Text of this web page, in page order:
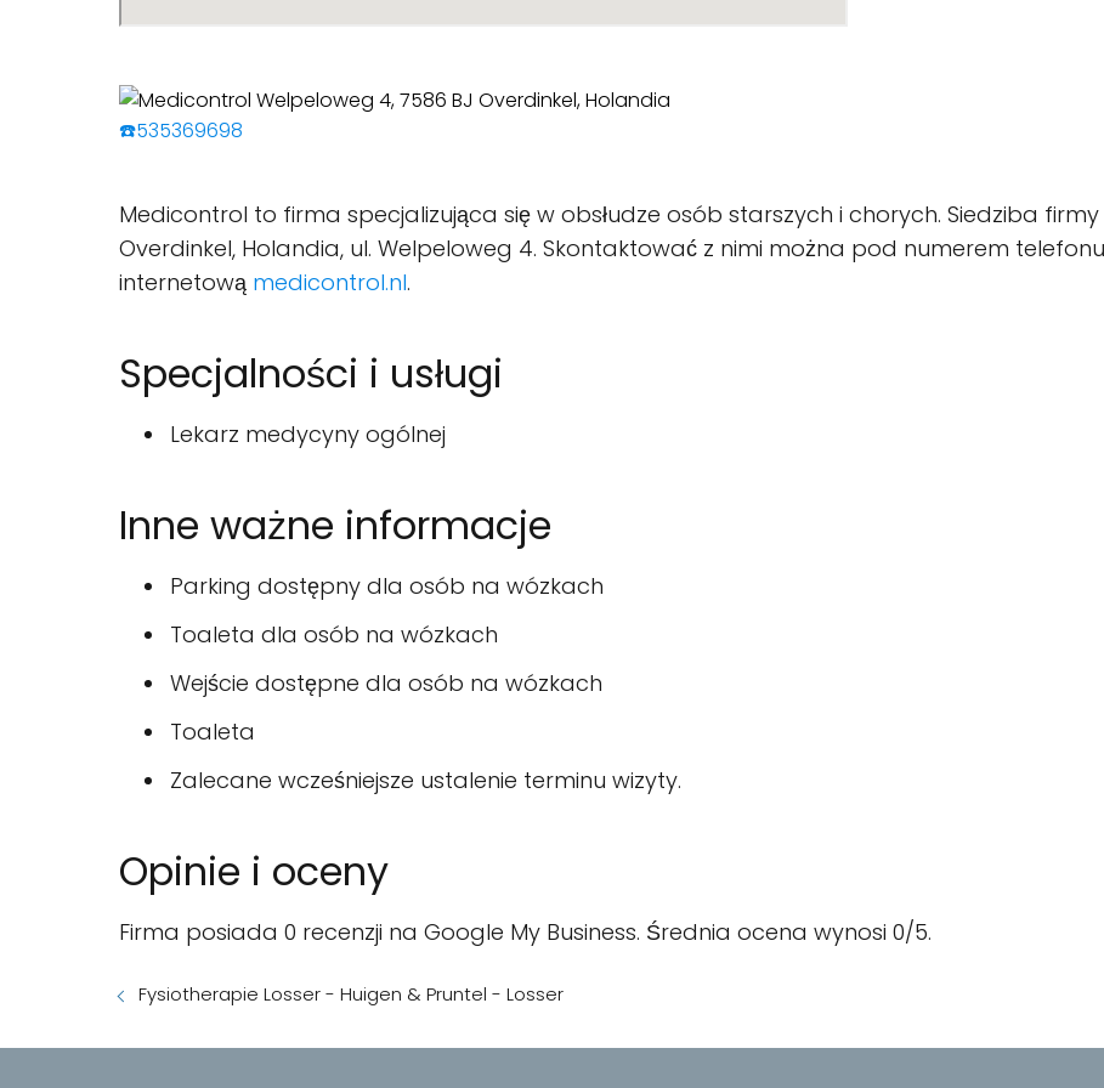
☎️535369698
Medicontrol to firma specjalizująca się w obsłudze osób starszych i chorych. Siedziba
Overdinkel, Holandia, ul. Welpeloweg 4. Skontaktować z nimi można pod numerem telefonu
internetową medicontrol.nl.
Specjalności i usługi
Lekarz medycyny ogólnej
Inne ważne informacje
Parking dostępny dla osób na wózkach
Toaleta dla osób na wózkach
Wejście dostępne dla osób na wózkach
Toaleta
Zalecane wcześniejsze ustalenie terminu wizyty.
Opinie i oceny
Firma posiada 0 recenzji na Google My Business. Średnia ocena wynosi 0/5.
Fysiotherapie Losser - Huigen & Pruntel - Losser